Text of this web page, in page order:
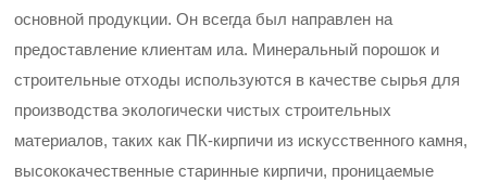
основной продукции. Он всегда был направлен на
предоставление клиентам ила. Минеральный порошок и
строительные отходы используются в качестве сырья для
производства экологически чистых строительных
материалов, таких как ПК-кирпичи из искусственного камня,
высококачественные старинные кирпичи, проницаемые